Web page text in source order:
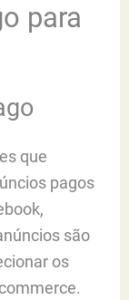
para
que
pagos
são
os